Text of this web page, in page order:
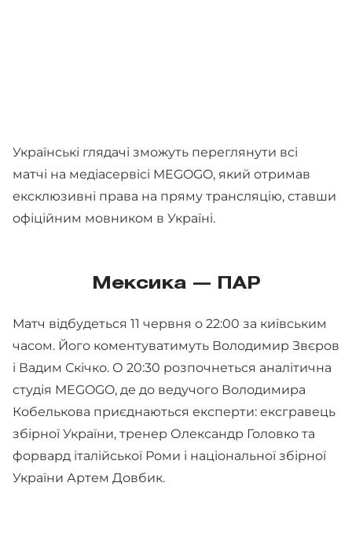
Українські глядачі зможуть переглянути всі
матчі на медіасервісі MEGOGO, який отримав
ексклюзивні права на пряму трансляцію, ставши
офіційним мовником в Україні.
Мексика — ПАР
Матч відбудеться 11 червня о 22:00 за київським
часом. Його коментуватимуть Володимир Звєров
і Вадим Скічко. О 20:30 розпочнеться аналітична
студія MEGOGO, де до ведучого Володимира
Кобелькова приєднаються експерти: ексгравець
збірної України, тренер Олександр Головко та
форвард італійської Роми і національної збірної
України Артем Довбик.